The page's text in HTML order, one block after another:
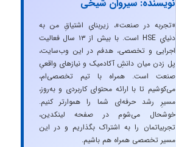
نویسنده: سیروان شیخی
«تجربه در صنعت»، زیربنایِ اشتیاقِ من به
دنیایِ HSE است. با بیش از ۱۳ سال فعالیت
اجرایی و تخصصی، هدفم در این وب‌سایت،
پل زدن میان دانشِ آکادمیک و نیازهای واقعیِ
صنعت است. همراه با تیم تخصصی‌ام،
می‌کوشیم تا با ارائه محتوای کاربردی و به‌روز،
مسیرِ رشد حرفه‌ای شما را هموارتر کنیم.
خوشحال می‌شوم در صفحه لینکدین،
تجربیاتمان را به اشتراک بگذاریم و در این
مسیر تخصصی همراه هم باشیم.